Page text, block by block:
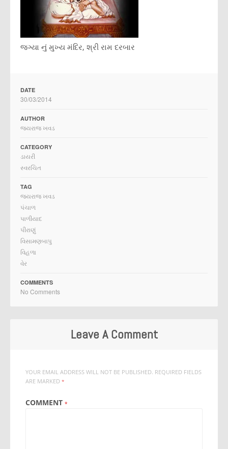
જગ્યા નું મુખ્ય મંદિર, શ્રી રામ દરબાર
DATE
30/03/2014
AUTHOR
જયરાજ ખવડ
CATEGORY
ડાયરી
સ્વરચિત
TAG
જયરાજ ખવડ
પંચાળ
પાળીયાદ
પીરાણું
વિસામણબાપુ
વિહળા
વેર
COMMENTS
No Comments
Leave A Comment
YOUR EMAIL ADDRESS WILL NOT BE PUBLISHED. REQUIRED FIELDS
ARE MARKED *
COMMENT *